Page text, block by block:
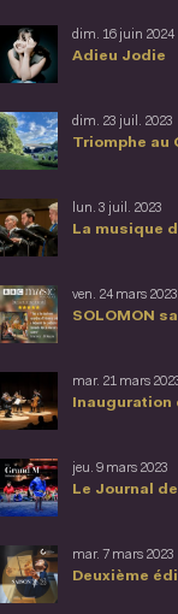
Adieu Jodie
dim. 16 juin 2024
Triomphe au
dim. 23 juil. 2023
La musique
lun. 3 juil. 2023
SOLOMON
ven. 24 mars 2023
Inauguration
mar. 21 mars
Le Journal
jeu. 9 mars 2023
Deuxième
mar. 7 mars 2023